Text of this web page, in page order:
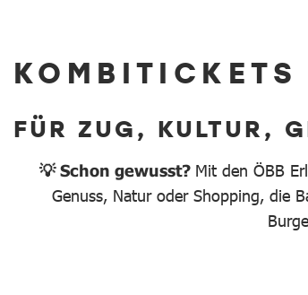
KOMBITICKETS
FÜR ZUG, KULTUR,
💡 Schon gewusst? Mit den ÖBB
Genuss, Natur oder Shopping, die